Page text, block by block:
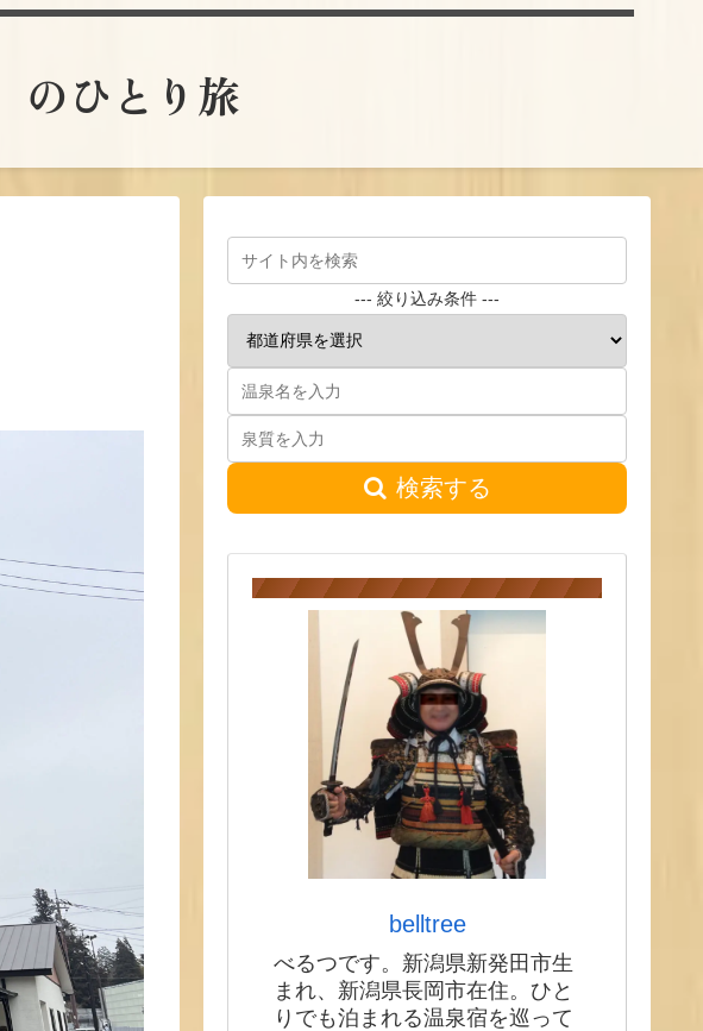
のひとり旅
--- 絞り込み条件 ---
検索する
belltree
べるつです。新潟県新発田市生
まれ、新潟県長岡市在住。ひと
りでも泊まれる温泉宿を巡って